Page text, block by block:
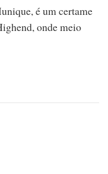
é um certame
onde meio